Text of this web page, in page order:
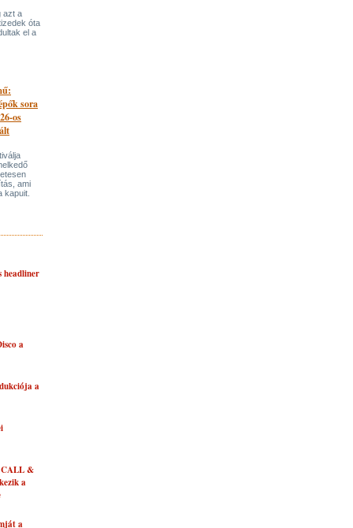
azt a
óta
el a
sora
os
ami
kapuit.
headliner
a
a
CALL &
a
a